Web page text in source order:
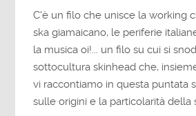
C'è un filo che unisce la working
ska giamaicano, le periferie
la musica oi!... un filo su cui si
sottocultura skinhead che,
vi raccontiamo in questa puntata
sulle origini e la particolarità della